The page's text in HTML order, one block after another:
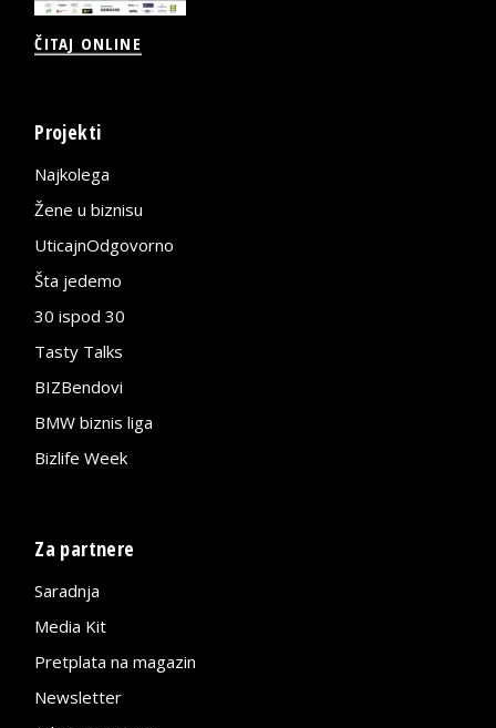
ČITAJ ONLINE
Projekti
Najkolega
Žene u biznisu
UticajnOdgovorno
Šta jedemo
30 ispod 30
Tasty Talks
BIZBendovi
BMW biznis liga
Bizlife Week
Za partnere
Saradnja
Media Kit
Pretplata na magazin
Newsletter